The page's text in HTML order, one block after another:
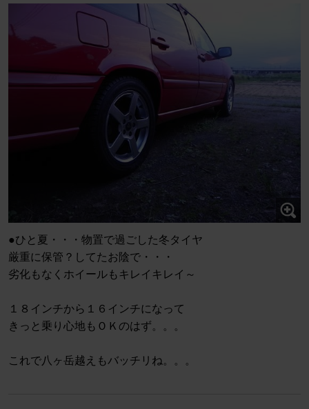
●ひと夏・・・物置で過ごした冬タイヤ
厳重に保管？してたお陰で・・・
劣化もなくホイールもキレイキレイ～
１８インチから１６インチになって
きっと乗り心地もＯＫのはず。。。
これで八ヶ岳越えもバッチリね。。。